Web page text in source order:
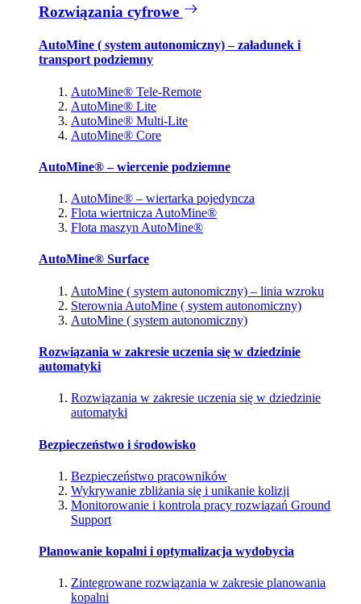
Rozwiązania cyfrowe
AutoMine ( system autonomiczny) – załadunek i
transport podziemny
AutoMine® Tele-Remote
AutoMine® Lite
AutoMine® Multi-Lite
AutoMine® Core
AutoMine® – wiercenie podziemne
AutoMine® – wiertarka pojedyncza
Flota wiertnicza AutoMine®
Flota maszyn AutoMine®
AutoMine® Surface
AutoMine ( system autonomiczny) – linia wzroku
Sterownia AutoMine ( system autonomiczny)
AutoMine ( system autonomiczny)
Rozwiązania w zakresie uczenia się w dziedzinie
automatyki
Rozwiązania w zakresie uczenia się w dziedzinie
automatyki
Bezpieczeństwo i środowisko
Bezpieczeństwo pracowników
Wykrywanie zbliżania się i unikanie kolizji
Monitorowanie i kontrola pracy rozwiązań Ground
Support
Planowanie kopalni i optymalizacja wydobycia
Zintegrowane rozwiązania w zakresie planowania
kopalni